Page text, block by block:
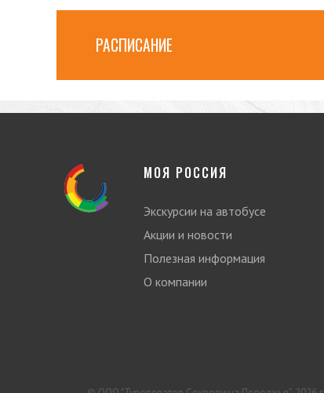
РАСПИСАНИЕ
МОЯ РОССИЯ
Экскурсии на автобусе
Акции и новости
Полезная информация
О компании